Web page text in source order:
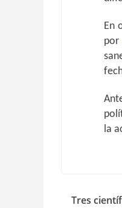
En
por
la
Tres